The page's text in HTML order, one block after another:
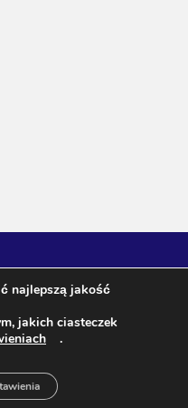
ul. Szafirowa 3, 20-
431021008 Tel. 507-198-
najlepszą jakość
jakich ciasteczek
.